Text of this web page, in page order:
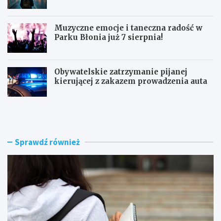
Muzyczne emocje i taneczna radość w
Parku Błonia już 7 sierpnia!
Obywatelskie zatrzymanie pijanej
kierującej z zakazem prowadzenia auta
G
y
a
W
o
B
n
o
m
i
Sprawdź również